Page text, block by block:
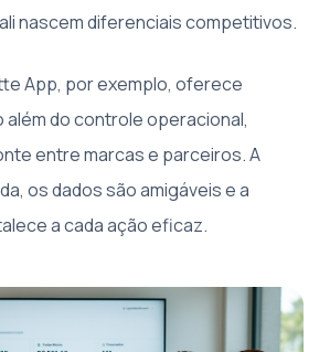
nascem diferenciais competitivos.
App, por exemplo, oferece
do controle operacional,
entre marcas e parceiros. A
os dados são amigáveis e a
a cada ação eficaz.